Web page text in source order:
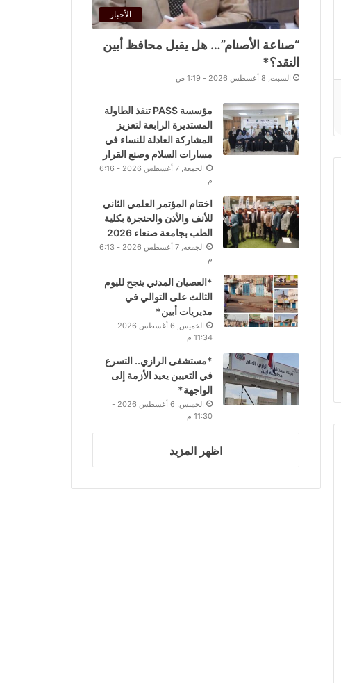
الأخبار
“صناعة الأصنام”… هل يقبل محافظ أبين
النقد؟*
السبت, 8 أغسطس 2026 - 1:19 ص
مؤسسة PASS تنفذ الطاولة
المستديرة الرابعة لتعزيز
المشاركة العادلة للنساء في
مسارات السلام وصنع القرار
الجمعة, 7 أغسطس 2026 - 6:16
م
اختتام المؤتمر العلمي الثاني
للأنف والأذن والحنجرة بكلية
الطب بجامعة صنعاء 2026
الجمعة, 7 أغسطس 2026 - 6:13
م
*العصيان المدني ينجح لليوم
الثالث على التوالي في
مديريات أبين*
الخميس, 6 أغسطس 2026 -
11:34 م
*مستشفى الرازي.. التسرع
في التعيين يعيد الأزمة إلى
الواجهة*
الخميس, 6 أغسطس 2026 -
11:30 م
اظهر المزيد